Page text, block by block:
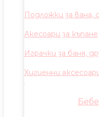
Подложки за вана,
Акесоари за къпане
Играчки за баня,
Хигиенни